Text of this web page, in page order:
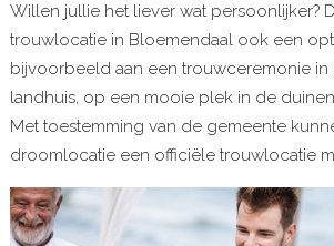
Willen jullie het liever wat persoonlijker?
trouwlocatie in Bloemendaal ook een
bijvoorbeeld aan een trouwceremonie in
landhuis, op een mooie plek in de
Met toestemming van de gemeente
droomlocatie een officiële trouwlocatie